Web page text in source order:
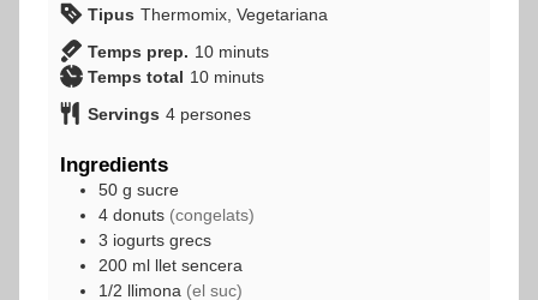
Tipus Thermomix, Vegetariana
Temps prep. 10minuts
minuts
Temps total 10minuts
minuts
Servings 4 persones
Ingredients
50 g sucre
4 donuts (congelats)
3 iogurts grecs
200 ml llet sencera
1/2 llimona (el suc)